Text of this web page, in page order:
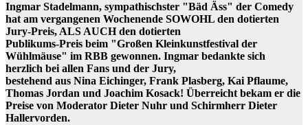
Ingmar Stadelmann, sympathischster "Bäd Äss" der Comedy
hat am vergangenen Wochenende SOWOHL den dotierten
Jury-Preis, ALS AUCH den dotierten
Publikums-Preis beim "Großen Kleinkunstfestival der
Wühlmäuse" im RBB gewonnen. Ingmar bedankte sich
herzlich bei allen Fans und der Jury,
bestehend aus Nina Eichinger, Frank Plasberg, Kai Pflaume,
Thomas Jordan und Joachim Kosack! Überreicht bekam er die
Preise von Moderator Dieter Nuhr und Schirmherr Dieter
Hallervorden.